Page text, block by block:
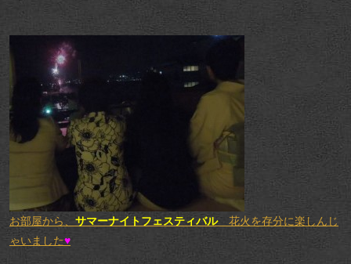
お部屋から、 サマーナイトフェスティバル花火を存分に楽しんじ
ゃいました♥